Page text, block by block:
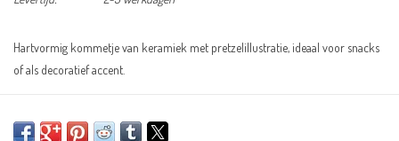
Hartvormig kommetje van keramiek met pretzelillustratie, ideaal voor snacks
of als decoratief accent.
Overige informatie: